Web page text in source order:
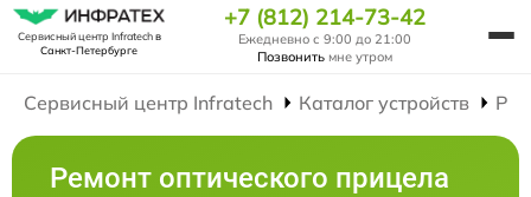
Сервисный центр Infratechв
Санкт-Петербурге
+7 (812) 214-73-42
Ежедневно с 9:00 до 21:00
Позвонить мне утром
Сервисный центр Infratech Каталог устройств
Ремонт оптического прицела